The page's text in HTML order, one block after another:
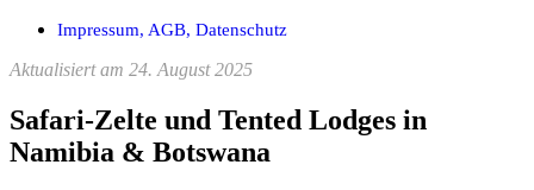
Impressum, AGB, Datenschutz
Aktualisiert am 24. August 2025
Safari-Zelte und Tented Lodges in
Namibia & Botswana